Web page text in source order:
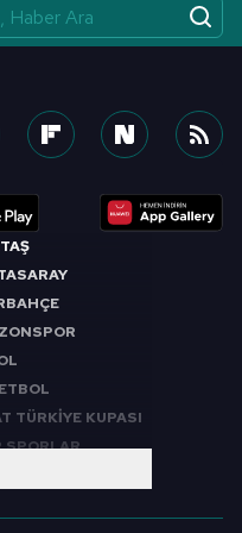
TÜRKİYE KUPASI
SPORLAR